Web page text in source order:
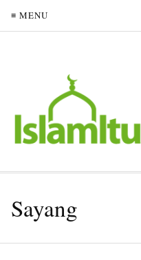
≡ MENU
Sayang